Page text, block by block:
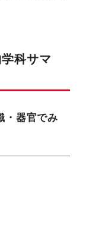
科サマ
・器官でみ